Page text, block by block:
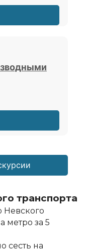
транспорта
Невского
метро за 5
сесть на